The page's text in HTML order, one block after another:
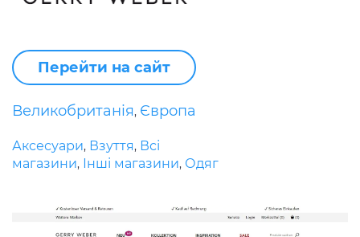
Перейти на сайт
Великобританія, Європа
Аксесуари, Взуття, Всі
магазини, Інші магазини, Одяг